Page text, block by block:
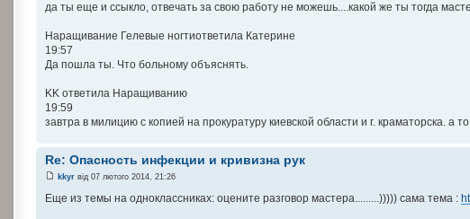
да ты еще и ссыкло, отвечать за свою работу не можешь....какой же ты тогда
Наращивание Гелевые ногтиответила Катерине
19:57
Да пошла ты. Что больному объяснять.
KK ответила Наращиванию
19:59
завтра в милицию с копией на прокуратуру киевской области и г. краматорска. а то
Re: Опасность инфекции и кривизна рук
kkyr від 07 лютого 2014, 21:26
Еще из темы на одноклассниках: оцените разговор мастера.........))))) сама тема :